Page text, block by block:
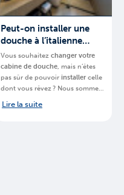
Peut-on installer une
douche à l’italienne
partout ?
Vous souhaitez changer votre
cabine de douche , mais n’êtes
pas sûr de pouvoir installer celle
dont vous rêvez ? Nous sommes-
chaine de magasins spécialisés,
Lire la suite